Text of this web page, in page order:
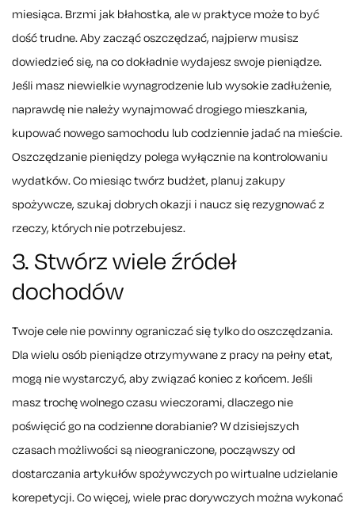
miesiąca. Brzmi jak błahostka, ale w praktyce może to być
dość trudne. Aby zacząć oszczędzać, najpierw musisz
dowiedzieć się, na co dokładnie wydajesz swoje pieniądze.
Jeśli masz niewielkie wynagrodzenie lub wysokie zadłużenie,
naprawdę nie należy wynajmować drogiego mieszkania,
kupować nowego samochodu lub codziennie jadać na mieście.
Oszczędzanie pieniędzy polega wyłącznie na kontrolowaniu
wydatków. Co miesiąc twórz budżet, planuj zakupy
spożywcze, szukaj dobrych okazji i naucz się rezygnować z
rzeczy, których nie potrzebujesz.
3. Stwórz wiele źródeł
dochodów
Twoje cele nie powinny ograniczać się tylko do oszczędzania.
Dla wielu osób pieniądze otrzymywane z pracy na pełny etat,
mogą nie wystarczyć, aby związać koniec z końcem. Jeśli
masz trochę wolnego czasu wieczorami, dlaczego nie
poświęcić go na codzienne dorabianie? W dzisiejszych
czasach możliwości są nieograniczone, począwszy od
dostarczania artykułów spożywczych po wirtualne udzielanie
korepetycji. Co więcej, wiele prac dorywczych można wykonać